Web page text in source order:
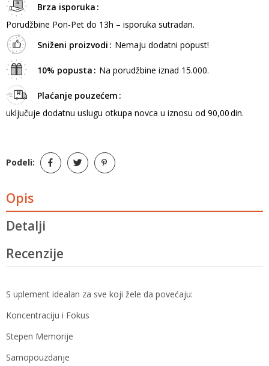
Brza isporuka
Porudžbine Pon-Pet do 13h – isporuka sutradan.
Sniženi proizvodi
Nemaju dodatni popust!
10% popusta Na porudžbine iznad 15.000.
Plaćanje pouzećem
uključuje dodatnu uslugu otkupa novca u iznosu od 90,00 din.
Podeli:
Opis
Detalji
Recenzije
S uplement idealan za sve koji žele da povećaju:
Koncentraciju i Fokus
Stepen Memorije
Samopouzdanje